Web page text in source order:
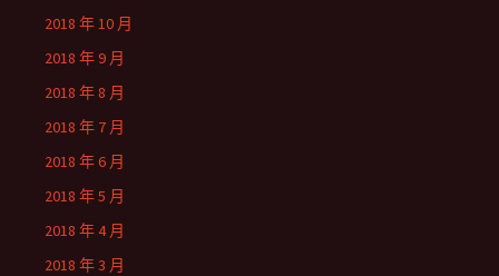
2018 年 10 月
2018 年 9 月
2018 年 8 月
2018 年 7 月
2018 年 6 月
2018 年 5 月
2018 年 4 月
2018 年 3 月